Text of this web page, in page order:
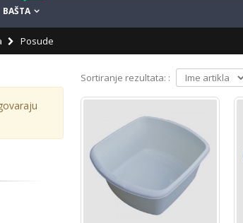
BAŠTA
Posude
Sortiranje rezultata: :